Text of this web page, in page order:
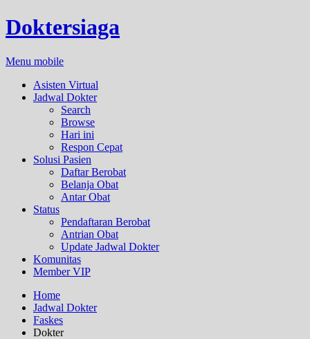
Doktersiaga
Menu mobile
Asisten Virtual
Jadwal Dokter
Search
Browse
Hari ini
Respon Cepat
Solusi Pasien
Daftar Berobat
Belanja Obat
Antar Obat
Status
Pendaftaran Berobat
Antrian Obat
Update Jadwal Dokter
Komunitas
Member VIP
Home
Jadwal Dokter
Faskes
Dokter